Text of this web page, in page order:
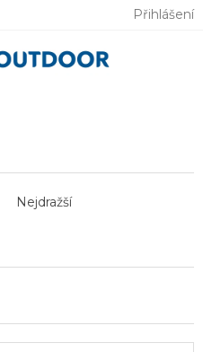
Přihlášení
Nejdražší